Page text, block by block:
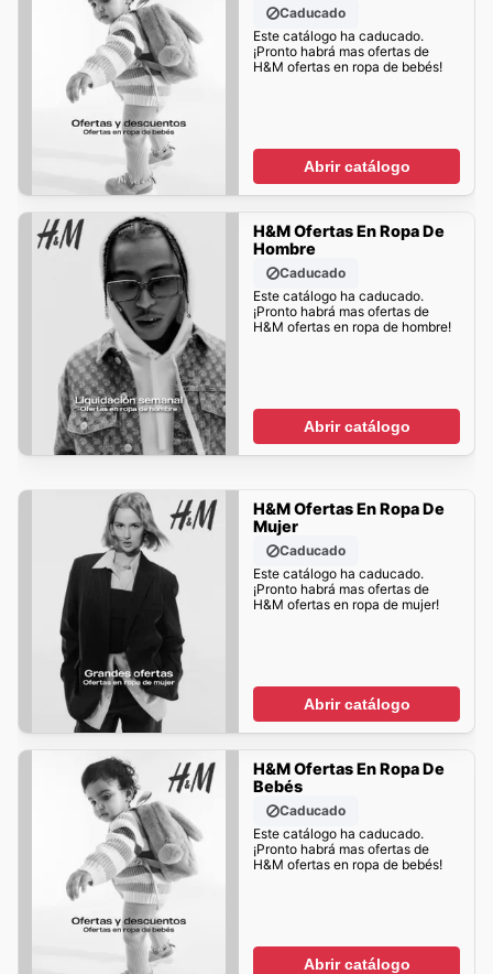
Caducado
Este catálogo ha caducado.
¡Pronto habrá mas ofertas de
H&M ofertas en ropa de bebés!
Abrir catálogo
H&M Ofertas En Ropa De
Hombre
Caducado
Este catálogo ha caducado.
¡Pronto habrá mas ofertas de
H&M ofertas en ropa de hombre!
Abrir catálogo
H&M Ofertas En Ropa De
Mujer
Caducado
Este catálogo ha caducado.
¡Pronto habrá mas ofertas de
H&M ofertas en ropa de mujer!
Abrir catálogo
H&M Ofertas En Ropa De
Bebés
Caducado
Este catálogo ha caducado.
¡Pronto habrá mas ofertas de
H&M ofertas en ropa de bebés!
Abrir catálogo